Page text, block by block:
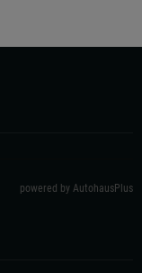
powered by AutohausPlus